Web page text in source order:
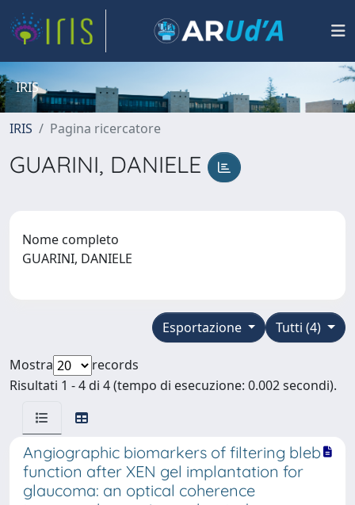
IRIS
IRIS Pagina ricercatore
GUARINI, DANIELE
Nome completo
GUARINI, DANIELE
Tutti (4)
Esportazione
Mostra
records
Risultati 1 - 4 di 4 (tempo di esecuzione: 0.002 secondi).
Angiographic biomarkers of filtering bleb
function after XEN gel implantation for
glaucoma: an optical coherence